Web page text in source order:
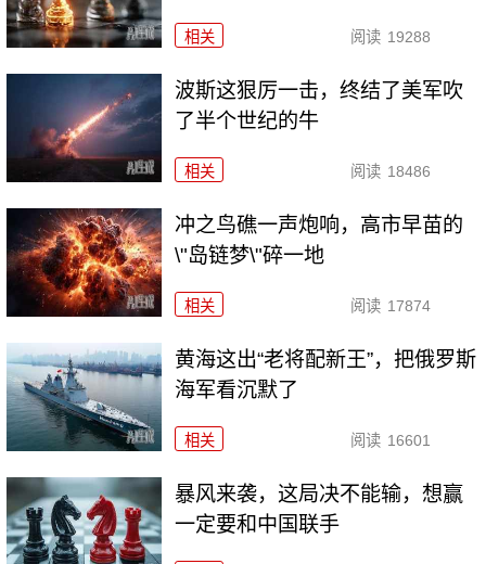
相关 阅读 19288
波斯这狠厉一击，终结了美军吹
了半个世纪的牛
相关 阅读 18486
冲之鸟礁一声炮响，高市早苗的
\"岛链梦\"碎一地
相关 阅读 17874
黄海这出“老将配新王”，把俄罗斯
海军看沉默了
相关 阅读 16601
暴风来袭，这局决不能输，想赢
一定要和中国联手